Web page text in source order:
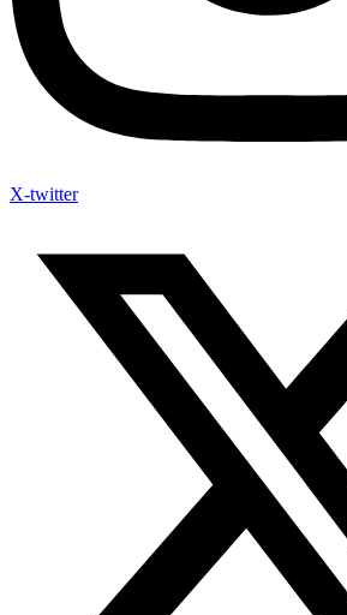
X-twitter